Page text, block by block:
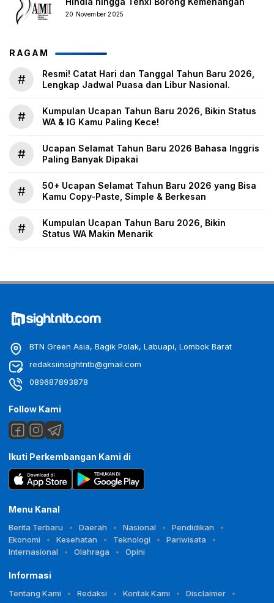
20 November 2025
RAGAM
#
Resmi! Catat Hari dan Tanggal Tahun Baru 2026,
Lengkap Jadwal Puasa dan Libur Nasional.
#
Kumpulan Ucapan Tahun Baru 2026, Bikin Status
WA & IG Kamu Paling Kece!
#
Ucapan Selamat Tahun Baru 2026 Bahasa Inggris
Paling Banyak Dipakai
#
50+ Ucapan Selamat Tahun Baru 2026 yang Bisa
Kamu Copy-Paste, Simple & Berkesan
#
Kumpulan Ucapan Tahun Baru 2026, Bikin
Status WA Makin Menarik
BTN Green Asia, Bagik Polak, Labuapi, Lombok Barat
redaksiinsightntb@gmail.com
089687893878
Follow Kami
Ikuti Perkembangan Kami di
Menu Kanal
Berita Terbaru Daerah Nasional
Pendidikan
Ekonomi
Kesehatan Teknologi
Pariwisata
Internasional
Olahraga Opini
Informasi
Tentang Kami Redaksi Kontak Kami
Disclaimer